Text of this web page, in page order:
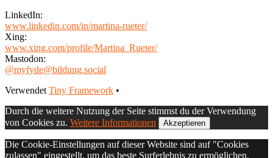
LinkedIn:
www.linkedin.com/in/martina-rueter/
Xing:
www.xing.com/profile/Martina_Rueter/
Mastodon:
@myfyde@bildung.social
Footer
Inhalt
Verwendet Tiny Framework •
Durch die weitere Nutzung der Seite stimmst du der Verwendung
von Cookies zu. Weitere Informationen Akzeptieren
Die Cookie-Einstellungen auf dieser Website sind auf "Cookies
zulassen" eingestellt, um das beste Surferlebnis zu ermöglichen.